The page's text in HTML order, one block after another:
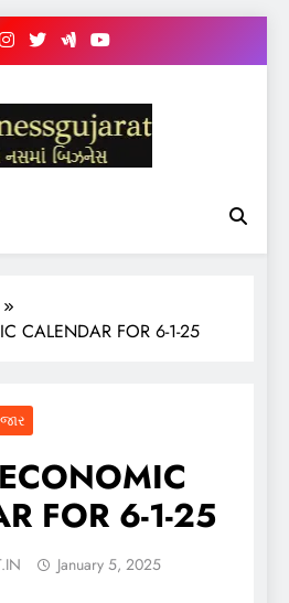
GUJARAT
CALENDAR FOR 6-1-25
FOR 6-1-25
January 5, 2025